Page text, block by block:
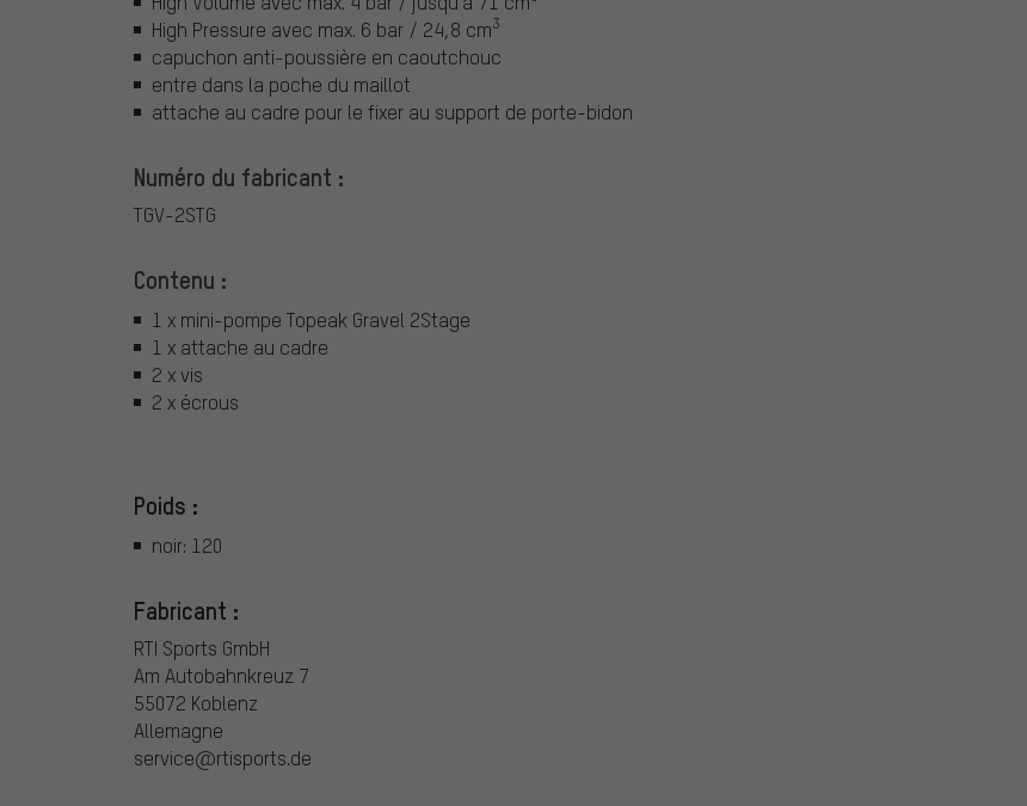
High Pressure avec max. 6 bar / 24,8 cm3
capuchon anti-poussière en caoutchouc
entre dans la poche du maillot
attache au cadre pour le fixer au support de porte-bidon
Numéro du fabricant :
TGV-2STG
Contenu :
1 x mini-pompe Topeak Gravel 2Stage
1 x attache au cadre
2 x vis
2 x écrous
Poids :
noir: 120
Fabricant :
RTI Sports GmbH
Am Autobahnkreuz 7
55072 Koblenz
Allemagne
service@rtisports.de